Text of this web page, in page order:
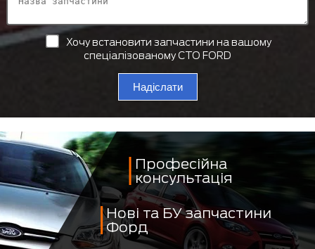
Хочу встановити запчастини на вашому
спеціалізованому СТО FORD
Надіслати
Професійна
консультація
Нові та БУ запчастини
Форд